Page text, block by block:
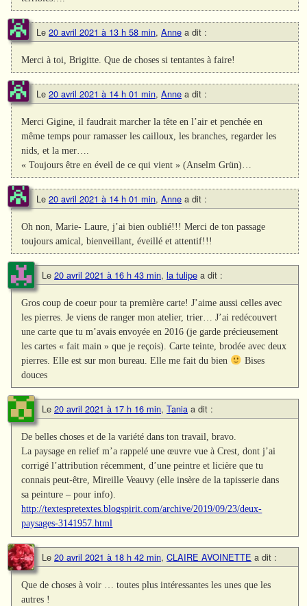
Le 20 avril 2021 à 13 h 58 min, Anne a dit :
Merci à toi, Brigitte. Que de choses si tentantes à faire!
Le 20 avril 2021 à 14 h 01 min, Anne a dit :
Merci Gigine, il faudrait marcher la tête en l’air et penchée en
même temps pour ramasser les cailloux, les branches, regarder les
nids, et la mer….
« Toujours être en éveil de ce qui vient » (Anselm Grün)…
Le 20 avril 2021 à 14 h 01 min, Anne a dit :
Oh non, Marie- Laure, j’ai bien oublié!!! Merci de ton passage
toujours amical, bienveillant, éveillé et attentif!!!
Le 20 avril 2021 à 16 h 43 min, la tulipe a dit :
Gros coup de coeur pour ta première carte! J’aime aussi celles avec
les pierres. Je viens de ranger mon atelier, trier… J’ai redécouvert
une carte que tu m’avais envoyée en 2016 (je garde précieusement
les cartes « fait main » que je reçois). Carte teinte, brodée avec deux
pierres. Elle est sur mon bureau. Elle me fait du bien
Bises
douces
Le 20 avril 2021 à 17 h 16 min, Tania a dit :
De belles choses et de la variété dans ton travail, bravo.
La paysage en relief m’a rappelé une œuvre vue à Crest, dont j’ai
corrigé l’attribution récemment, d’une peintre et licière que tu
connais peut-être, Mireille Veauvy (elle insère de la tapisserie dans
sa peinture – pour info).
http://textespretextes.blogspirit.com/archive/2019/09/23/deux-
paysages-3141957.html
Le 20 avril 2021 à 18 h 42 min, CLAIRE AVOINETTE a dit :
Que de choses à voir … toutes plus intéressantes les unes que les
autres !